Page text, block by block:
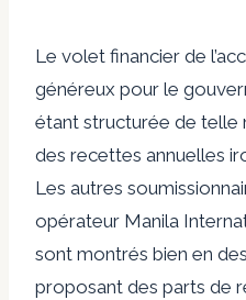
Le volet financier de
généreux pour le
étant structurée de telle
des recettes annuelles
Les autres
opérateur Manila
sont montrés bien en
proposant des parts de